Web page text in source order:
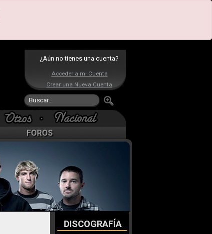
¿Aún no tienes una cuenta?
Acceder a mi Cuenta
Crear una Nueva Cuenta
FOROS
DISCOGRAFÍA